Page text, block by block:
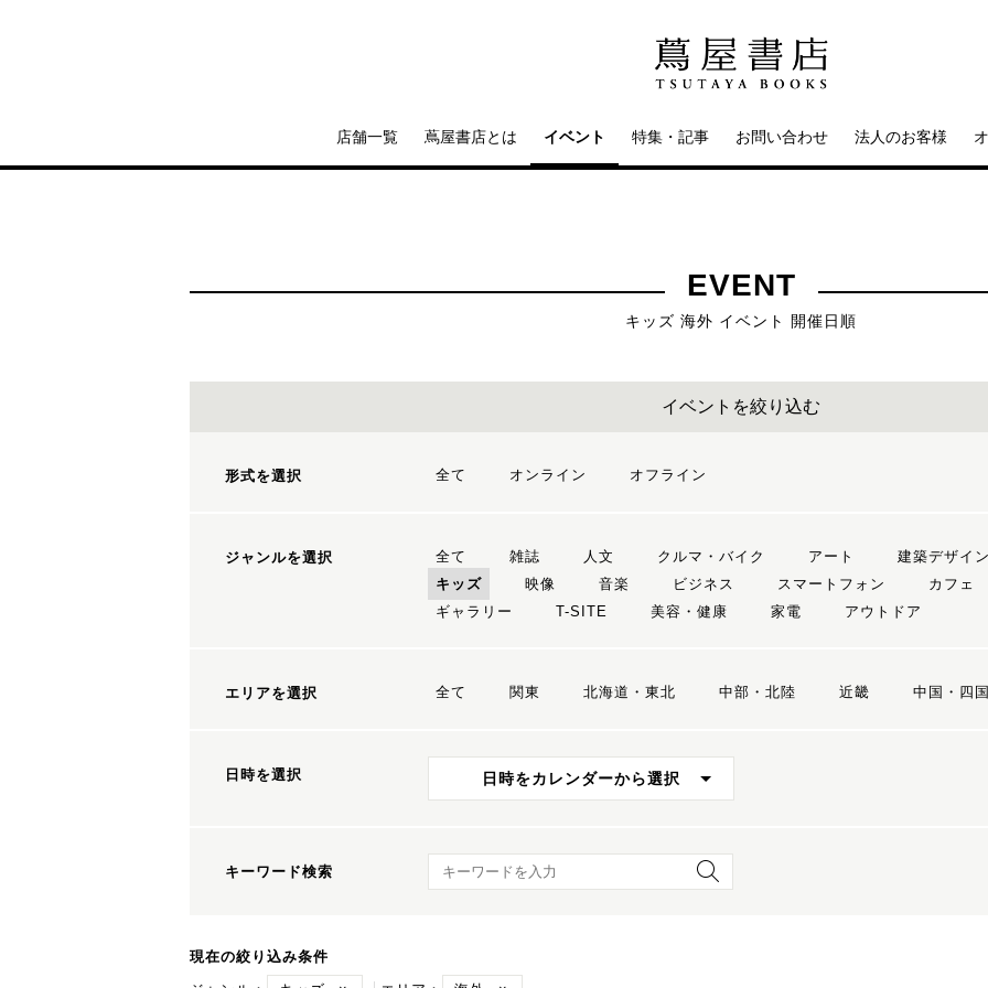
店舗一覧 蔦屋書店とは イベント 特集・記事 お問い合わせ 法人のお客様
EVENT
キッズ 海外 イベント 開催日順
イベントを絞り込む
形式を選択 全て オンライン オフライン
ジャンルを選択 全て 雑誌 人文 クルマ・バイク アート 建築デザイン
キッズ
映像 音楽 ビジネス スマートフォン カフェ
ギャラリー
T-SITE 美容・健康 家電 アウトドア
エリアを選択 全て 関東 北海道・東北 中部・北陸 近畿 中国・四国
日時を選択 日時をカレンダーから選択
キーワード検索 キーワード検索
現在の絞り込み条件